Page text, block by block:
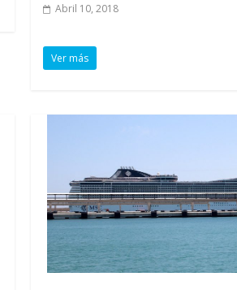
Abril 10, 2018
Ver más